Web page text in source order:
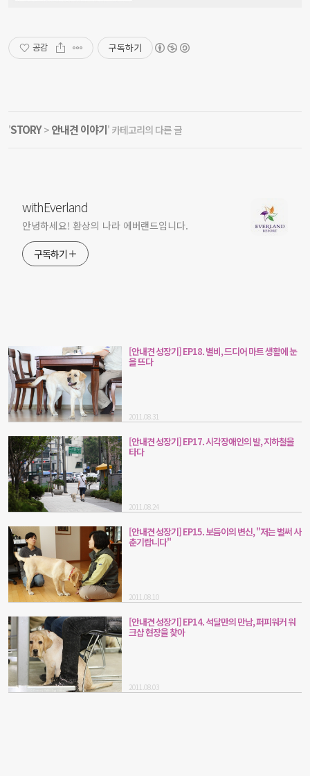
공감 구독하기
'STORY> 안내견 이야기' 카테고리의 다른 글
withEverland
안녕하세요! 환상의 나라 에버랜드입니다.
구독하기
[안내견 성장기] EP18. 별비, 드디어 마트 생활에 눈
을 뜨다
2011.08.31
[안내견 성장기] EP17. 시각장애인의 발, 지하철을
타다
2011.08.24
[안내견 성장기] EP15. 보듬이의 변신, "저는 벌써 사
춘기랍니다"
2011.08.10
[안내견 성장기] EP14. 석달만의 만남, 퍼피워커 워
크샵 현장을 찾아
2011.08.03